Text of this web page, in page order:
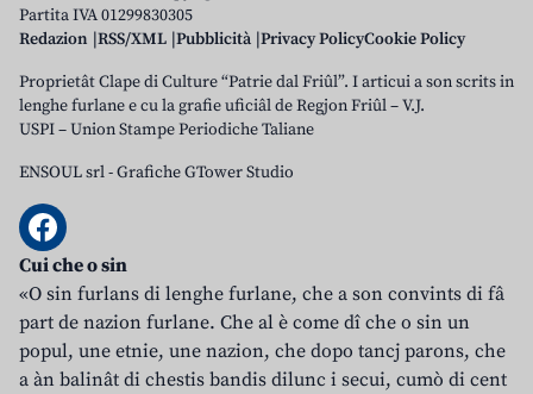
Partita IVA 01299830305
Redazion RSS/XML Pubblicità Privacy PolicyCookie Policy
Proprietât Clape di Culture “Patrie dal Friûl”. I articui a son scrits in
lenghe furlane e cu la grafie uficiâl de Regjon Friûl – V.J.
USPI – Union Stampe Periodiche Taliane
ENSOUL srl-Grafiche GTower Studio
Cui che o sin
«O sin furlans di lenghe furlane, che a son convints di fâ
part de nazion furlane. Che al è come dî che o sin un
popul, une etnie, une nazion, che dopo tancj parons, che
a àn balinât di chestis bandis dilunc i secui, cumò di cent